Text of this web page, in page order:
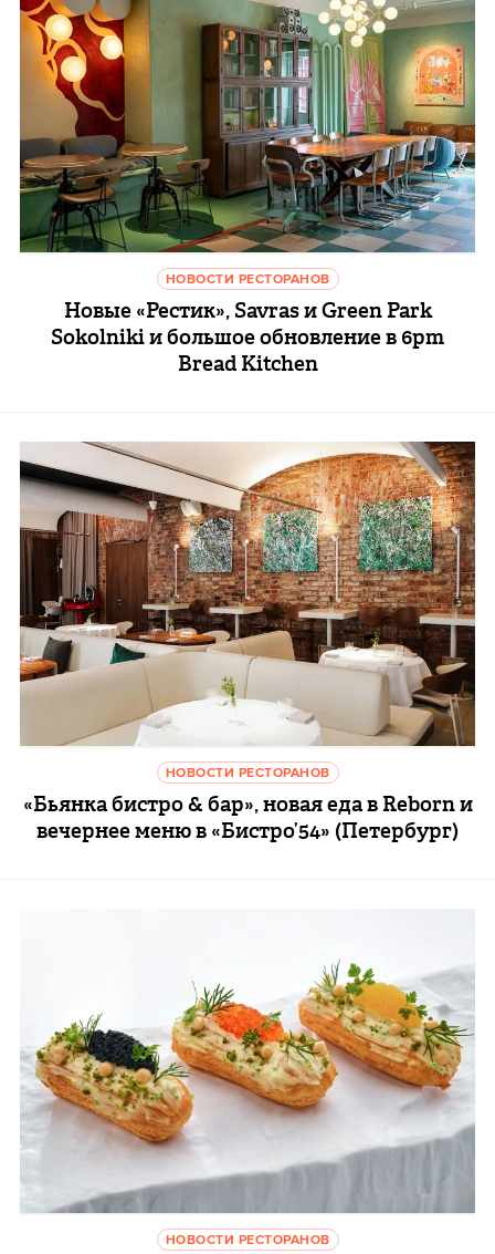
НОВОСТИ РЕСТОРАНОВ
Новые «Рестик», Savras и Green Park
Sokolniki и большое обновление в 6pm
Bread Kitchen
НОВОСТИ РЕСТОРАНОВ
«Бьянка бистро & бар», новая еда в Reborn и
вечернее меню в «Бистро’54» (Петербург)
НОВОСТИ РЕСТОРАНОВ